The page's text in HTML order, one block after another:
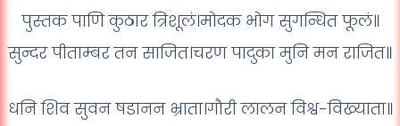
पुस्तक पाणि कुठार त्रिशूलं।मोदक भोग सुगन्धित फूलं॥
सुन्दर पीताम्बर तन साजित।चरण पादुका मुनि मन राजित॥
धनि शिव सुवन षडानन भ्राता।गौरी लालन विश्व-विख्याता॥